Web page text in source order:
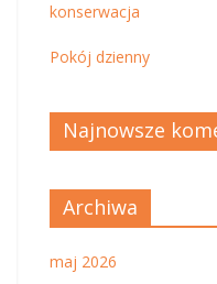
konserwacja
Pokój dzienny
Najnowsze
Archiwa
maj 2026